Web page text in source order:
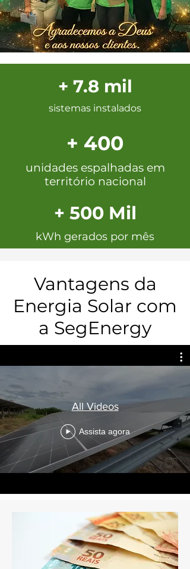
+ 7.8 mil
sistemas instalados
+ 400
unidades espalhadas em
território nacional
+ 500 Mil
kWh gerados por mês
Vantagens da
Energia Solar com
a SegEnergy
All Videos
Assista agora